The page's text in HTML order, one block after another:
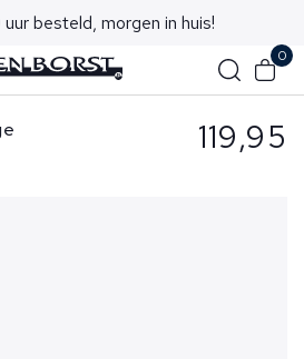
besteld, morgen in huis!
0
119,95